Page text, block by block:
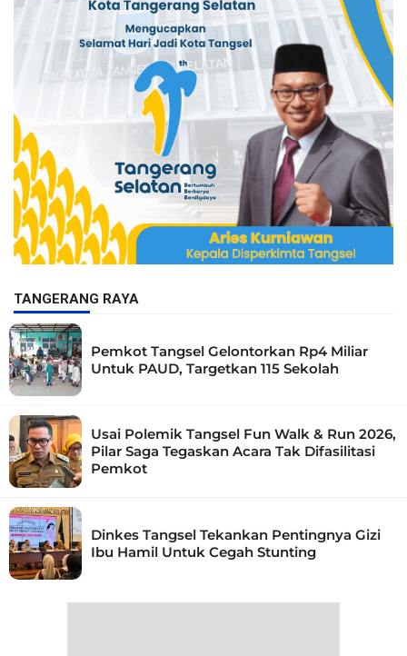
TANGERANG RAYA
Pemkot Tangsel Gelontorkan Rp4 Miliar
Untuk PAUD, Targetkan 115 Sekolah
Usai Polemik Tangsel Fun Walk & Run 2026,
Pilar Saga Tegaskan Acara Tak Difasilitasi
Pemkot
Dinkes Tangsel Tekankan Pentingnya Gizi
Ibu Hamil Untuk Cegah Stunting